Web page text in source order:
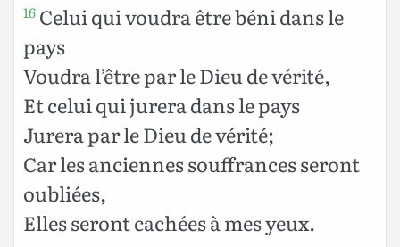
16 Celui qui voudra être béni dans le
pays
Voudra l’être par le Dieu de vérité,
Et celui qui jurera dans le pays
Jurera par le Dieu de vérité;
Car les anciennes souffrances seront
oubliées,
Elles seront cachées à mes yeux.